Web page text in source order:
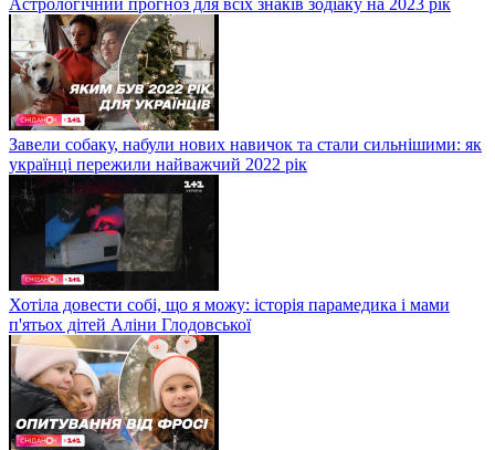
Завели собаку, набули нових навичок та стали сильнішими: як
українці пережили найважчий 2022 рік
Хотіла довести собі, що я можу: історія парамедика і мами
п'ятьох дітей Аліни Глодовської